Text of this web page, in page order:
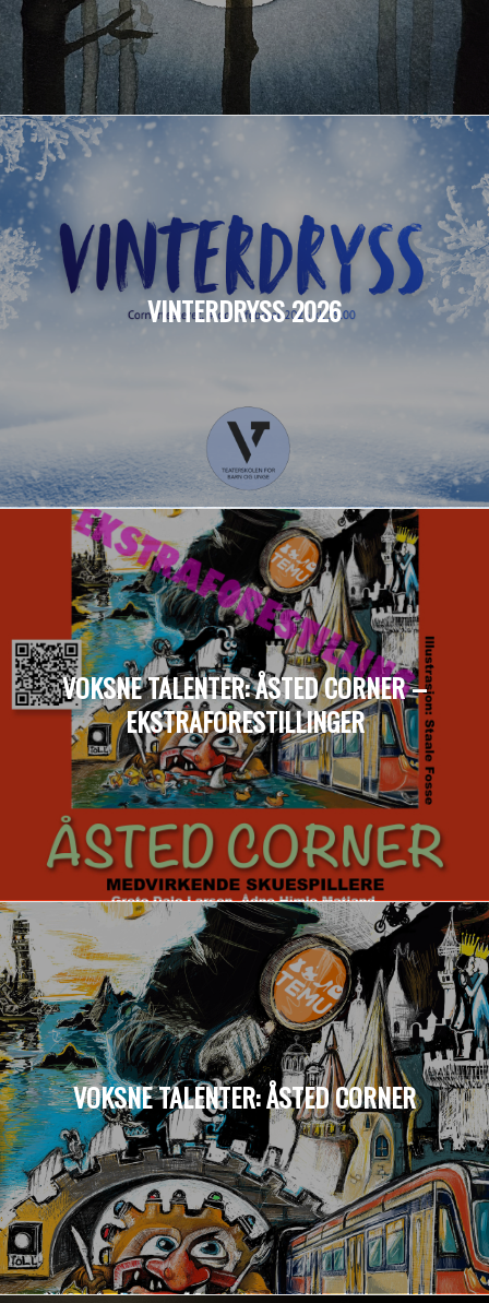
VINTERDRYSS 2026
VOKSNE TALENTER: ÅSTED CORNER –
EKSTRAFORESTILLINGER
VOKSNE TALENTER: ÅSTED CORNER